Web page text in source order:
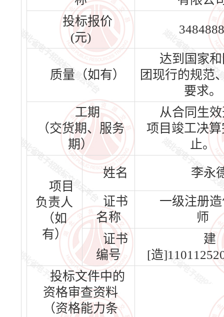
投标报价
(元)
质量（如有）
达到国家
团现行的规范
要求。
工期
（交货期、服务
期）
从合同生
项目竣工决
止。
项目
负责人
（如
有）
姓名 李永
证书
名称
一级注册
师
证书
编号
建
[造
投标文件中的
资格审查资料
（资格能力条